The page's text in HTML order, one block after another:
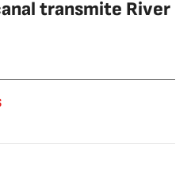
transmite River